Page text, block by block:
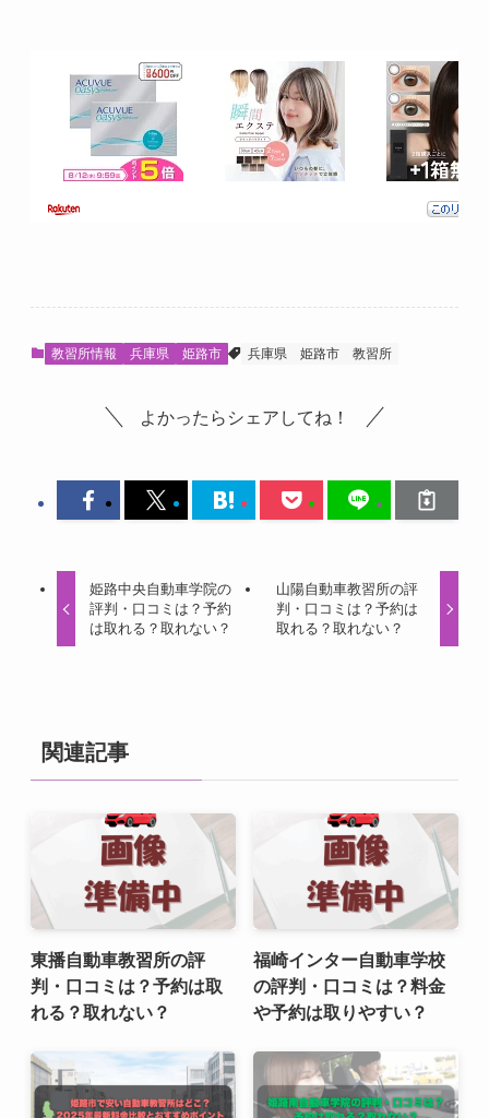
教習所情報 兵庫県 姫路市 兵庫県 姫路市 教習所
よかったらシェアしてね！
姫路中央自動車学院の
評判・口コミは？予約
は取れる？取れない？
山陽自動車教習所の評
判・口コミは？予約は
取れる？取れない？
関連記事
東播自動車教習所の評
判・口コミは？予約は取
れる？取れない？
福崎インター自動車学校
の評判・口コミは？料金
や予約は取りやすい？